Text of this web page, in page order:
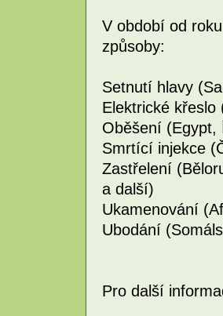
V období od
způsoby:
Setnutí hlavy
Elektrické křeslo
Oběšení (Egypt,
Smrtící injekce
Zastřelení
a další)
Ukamenování
Ubodání
Pro další